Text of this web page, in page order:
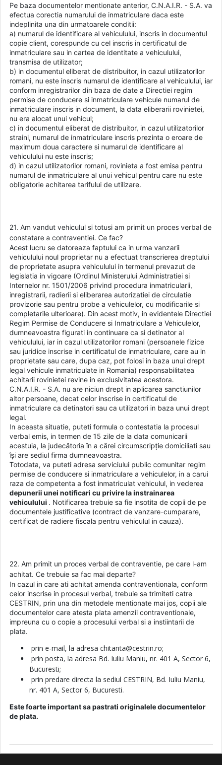
Pe baza documentelor mentionate anterior, C.N.A.I.R. - S.A. va
efectua corectia numarului de inmatriculare daca este
indeplinita una din urmatoarele conditii:
a) numarul de identificare al vehiculului, inscris in documentul
copie client, corespunde cu cel inscris in certificatul de
inmatriculare sau in cartea de identitate a vehiculului,
transmisa de utilizator;
b) in documentul eliberat de distribuitor, in cazul utilizatorilor
romani, nu este inscris numarul de identificare al vehiculului, iar
conform inregistrarilor din baza de date a Directiei regim
permise de conducere si inmatriculare vehicule numarul de
inmatriculare inscris in document, la data eliberarii rovinietei,
nu era alocat unui vehicul;
c) in documentul eliberat de distribuitor, in cazul utilizatorilor
straini, numarul de inmatriculare inscris prezinta o eroare de
maximum doua caractere si numarul de identificare al
vehiculului nu este inscris;
d) in cazul utilizatorilor romani, rovinieta a fost emisa pentru
numarul de inmatriculare al unui vehicul pentru care nu este
obligatorie achitarea tarifului de utilizare.
21. Am vandut vehiculul si totusi am primit un proces verbal de
constatare a contraventiei. Ce fac?
Acest lucru se datoreaza faptului ca in urma vanzarii
vehiculului noul proprietar nu a efectuat transcrierea dreptului
de proprietate asupra vehiculului in termenul prevazut de
legislatia in vigoare (Ordinul Ministerului Administratiei si
Internelor nr. 1501/2006 privind procedura inmatricularii,
inregistrarii, radierii si eliberarea autorizatiei de circulatie
provizorie sau pentru probe a vehiculelor, cu modificarile si
completarile ulterioare). Din acest motiv, in evidentele Directiei
Regim Permise de Conducere si Inmatriculare a Vehiculelor,
dumneavoastra figurati in continuare ca si detinator al
vehiculului, iar in cazul utilizatorilor romani (persoanele fizice
sau juridice inscrise in certificatul de inmatriculare, care au in
proprietate sau care, dupa caz, pot folosi in baza unui drept
legal vehicule inmatriculate in Romania) responsabilitatea
achitarii rovinietei revine in exclusivitatea acestora.
C.N.A.I.R. - S.A. nu are niciun drept in aplicarea sanctiunilor
altor persoane, decat celor inscrise in certificatul de
inmatriculare ca detinatori sau ca utilizatori in baza unui drept
legal.
In aceasta situatie, puteti formula o contestatia la procesul
verbal emis, in termen de 15 zile de la data comunicarii
acestuia, la judecătoria în a cărei circumscripţie domiciliati sau
îşi are sediul firma dumneavoastra.
Totodata, va puteti adresa serviciului public comunitar regim
permise de conducere si inmatriculare a vehiculelor, in a carui
raza de competenta a fost inmatriculat vehiculul, in vederea
depunerii unei notificari cu privire la instrainarea
vehiculului . Notificarea trebuie sa fie insotita de copii de pe
documentele justificative (contract de vanzare-cumparare,
certificat de radiere fiscala pentru vehiculul in cauza).
22. Am primit un proces verbal de contraventie, pe care l-am
achitat. Ce trebuie sa fac mai departe?
In cazul in care ati achitat amenda contraventionala, conform
celor inscrise in procesul verbal, trebuie sa trimiteti catre
CESTRIN, prin una din metodele mentionate mai jos, copii ale
documentelor care atesta plata amenzii contraventionale,
impreuna cu o copie a procesului verbal si a instiintarii de
plata.
prin e-mail, la adresa chitanta@cestrin.ro;
prin posta, la adresa Bd. Iuliu Maniu, nr. 401 A, Sector 6,
Bucuresti;
prin predare directa la sediul CESTRIN, Bd. Iuliu Maniu,
nr. 401 A, Sector 6, Bucuresti.
Este foarte important sa pastrati originalele documentelor
de plata.